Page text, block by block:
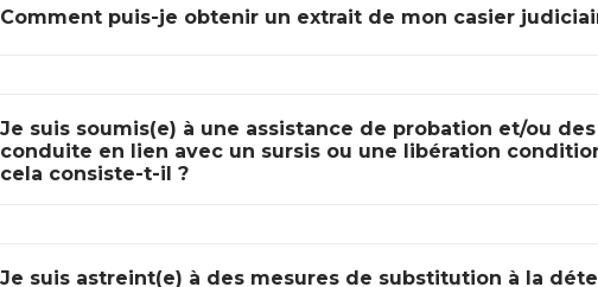
Comment puis-je obtenir un extrait de mon casier
Je suis soumis(e) à une assistance de probation et/ou
conduite en lien avec un sursis ou une libération
cela consiste-t-il ?
Je suis astreint(e) à des mesures de substitution à la